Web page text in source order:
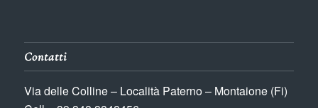
Contatti
Via delle Colline – Località Paterno – Montaione (Fi)